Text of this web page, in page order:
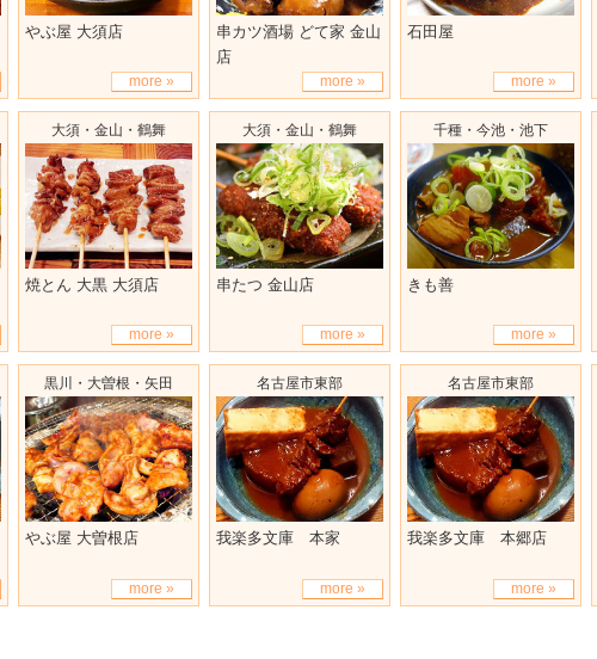
やぶ屋 大須店
more »
串カツ酒場 どて家 金山
店
more »
石田屋
more »
大須・金山・鶴舞
焼とん 大黒 大須店
more »
大須・金山・鶴舞
串たつ 金山店
more »
千種・今池・池下
きも善
more »
黒川・大曽根・矢田
やぶ屋 大曽根店
more »
名古屋市東部
我楽多文庫 本家
more »
名古屋市東部
我楽多文庫 本郷店
more »